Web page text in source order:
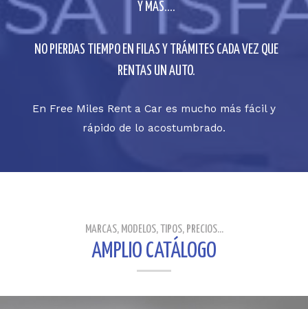
Y MÁS….
NO PIERDAS TIEMPO EN FILAS Y TRÁMITES CADA VEZ QUE
RENTAS UN AUTO.
En Free Miles Rent a Car es mucho más fácil y
rápido de lo acostumbrado.
MARCAS, MODELOS, TIPOS, PRECIOS...
AMPLIO CATÁLOGO